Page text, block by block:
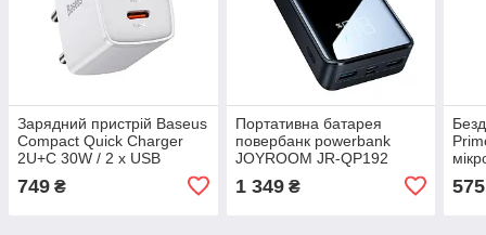
Зарядний пристрій Baseus
Compact Quick Charger
2U+C 30W / 2 х USB
(CCXJ-E02) - White
749 ₴
Портативна батарея
повербанк powerbank
JOYROOM JR-QP192
22.5W / 20000 mAh / USB
QC3.0 / Type-C PD
1 349₴ 575